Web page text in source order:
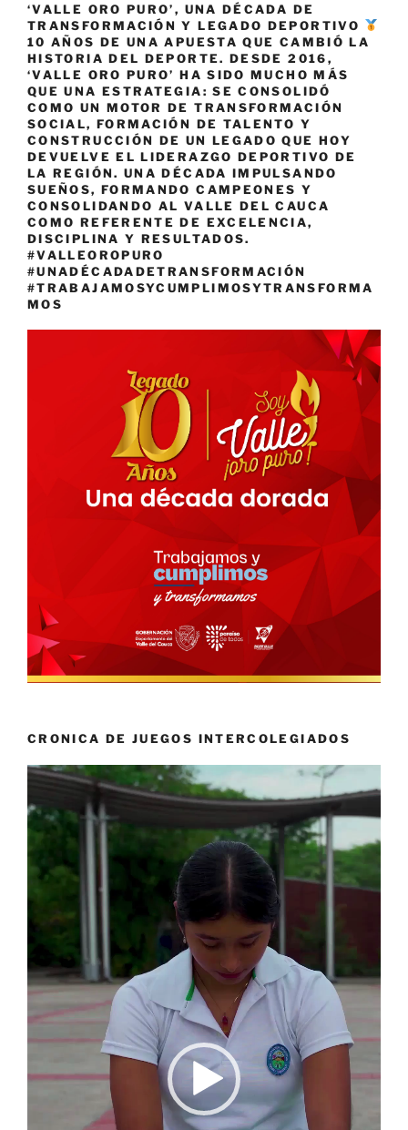
‘VALLE ORO PURO’, UNA DÉCADA DE
TRANSFORMACIÓN Y LEGADO DEPORTIVO
10 AÑOS DE UNA APUESTA QUE CAMBIÓ LA
HISTORIA DEL DEPORTE. DESDE 2016,
‘VALLE ORO PURO’ HA SIDO MUCHO MÁS
QUE UNA ESTRATEGIA: SE CONSOLIDÓ
COMO UN MOTOR DE TRANSFORMACIÓN
SOCIAL, FORMACIÓN DE TALENTO Y
CONSTRUCCIÓN DE UN LEGADO QUE HOY
DEVUELVE EL LIDERAZGO DEPORTIVO DE
LA REGIÓN. UNA DÉCADA IMPULSANDO
SUEÑOS, FORMANDO CAMPEONES Y
CONSOLIDANDO AL VALLE DEL CAUCA
COMO REFERENTE DE EXCELENCIA,
DISCIPLINA Y RESULTADOS.
#VALLEOROPURO
#UNADÉCADADETRANSFORMACIÓN
#TRABAJAMOSYCUMPLIMOSYTRANSFORMA
MOS
CRONICA DE JUEGOS INTERCOLEGIADOS
Reproductor
vídeo